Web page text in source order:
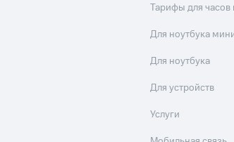
Тарифы для
Для ноутбука
Для ноутбука
Для устройств
Услуги